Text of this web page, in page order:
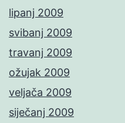
lipanj 2009
svibanj 2009
travanj 2009
ožujak 2009
veljača 2009
siječanj 2009